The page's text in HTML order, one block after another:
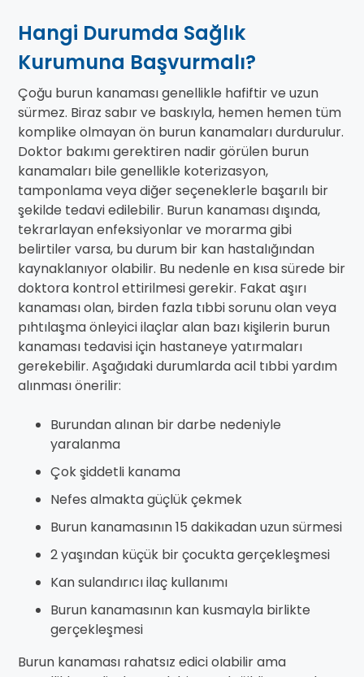
Hangi Durumda Sağlık
Kurumuna Başvurmalı?
Çoğu burun kanaması genellikle hafiftir ve uzun
sürmez. Biraz sabır ve baskıyla, hemen hemen tüm
komplike olmayan ön burun kanamaları durdurulur.
Doktor bakımı gerektiren nadir görülen burun
kanamaları bile genellikle koterizasyon,
tamponlama veya diğer seçeneklerle başarılı bir
şekilde tedavi edilebilir. Burun kanaması dışında,
tekrarlayan enfeksiyonlar ve morarma gibi
belirtiler varsa, bu durum bir kan hastalığından
kaynaklanıyor olabilir. Bu nedenle en kısa sürede bir
doktora kontrol ettirilmesi gerekir. Fakat aşırı
kanaması olan, birden fazla tıbbi sorunu olan veya
pıhtılaşma önleyici ilaçlar alan bazı kişilerin burun
kanaması tedavisi için hastaneye yatırmaları
gerekebilir. Aşağıdaki durumlarda acil tıbbi yardım
alınması önerilir:
Burundan alınan bir darbe nedeniyle
yaralanma
Çok şiddetli kanama
Nefes almakta güçlük çekmek
Burun kanamasının 15 dakikadan uzun sürmesi
2 yaşından küçük bir çocukta gerçekleşmesi
Kan sulandırıcı ilaç kullanımı
Burun kanamasının kan kusmayla birlikte
gerçekleşmesi
Burun kanaması rahatsız edici olabilir ama